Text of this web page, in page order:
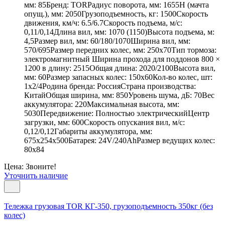
мм: 85Бренд: TORРадиус поворота, мм: 1655Н (мачта
опущ.), мм: 2050Грузоподъемность, кг: 1500Скорость
движения, км/ч: 6.5/6.7Скорость подъема, м/с:
0,11/0,14Длина вил, мм: 1070 (1150)Высота подъема, м:
4,5Размер вил, мм: 60/180/1070Ширина вил, мм:
570/695Размер передних колес, мм: 250х70Тип тормоза:
электромагнитный Ширина прохода для поддонов 800 ×
1200 в длину: 2515Общая длина: 2020/2100Высота вил,
мм: 60Размер запасных колес: 150х60Кол-во колес, шт:
1х2/4Родина бренда: РоссияСтрана производства:
КитайОбщая ширина, мм: 850Уровень шума, дБ: 70Вес
аккумулятора: 220Максимальная высота, мм:
5030Передвижение: Полностью электрическийЦентр
загрузки, мм: 600Скорость опускания вил, м/с:
0,12/0,12Габариты аккумулятора, мм:
675х254х500Батарея: 24V/240AhРазмер ведущих колес:
80х84
Цена: Звоните!
Уточнить наличие
Тележка грузовая TOR КГ-350, грузоподъемность 350кг (без
колес)